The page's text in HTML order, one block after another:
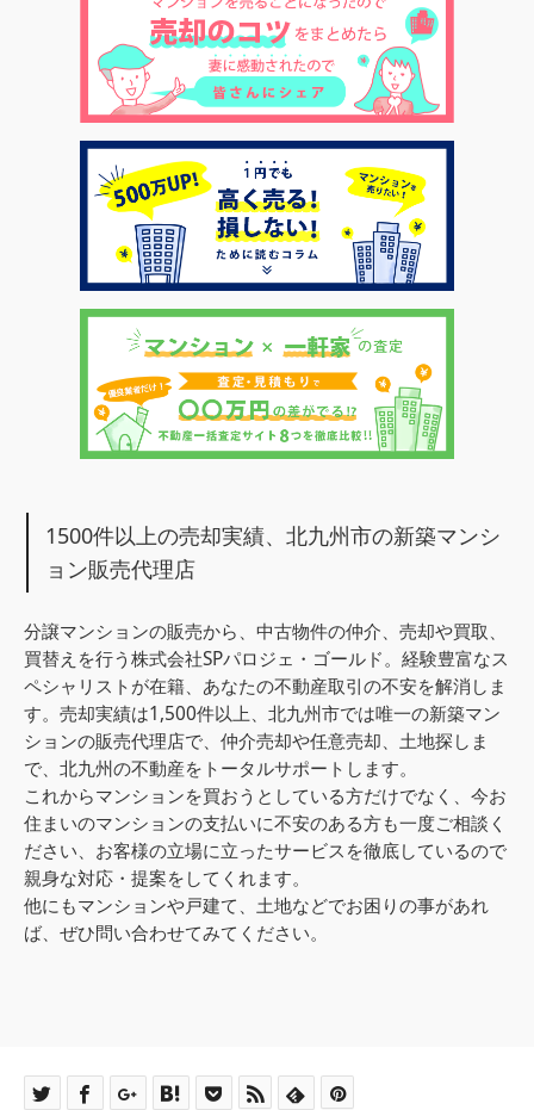
1500件以上の売却実績、北九州市の新築マンシ
ョン販売代理店
分譲マンションの販売から、中古物件の仲介、売却や買取、
買替えを行う株式会社SPパロジェ・ゴールド。経験豊富なス
ペシャリストが在籍、あなたの不動産取引の不安を解消しま
す。売却実績は1,500件以上、北九州市では唯一の新築マン
ションの販売代理店で、仲介売却や任意売却、土地探しま
で、北九州の不動産をトータルサポートします。
これからマンションを買おうとしている方だけでなく、今お
住まいのマンションの支払いに不安のある方も一度ご相談く
ださい、お客様の立場に立ったサービスを徹底しているので
親身な対応・提案をしてくれます。
他にもマンションや戸建て、土地などでお困りの事があれ
ば、ぜひ問い合わせてみてください。